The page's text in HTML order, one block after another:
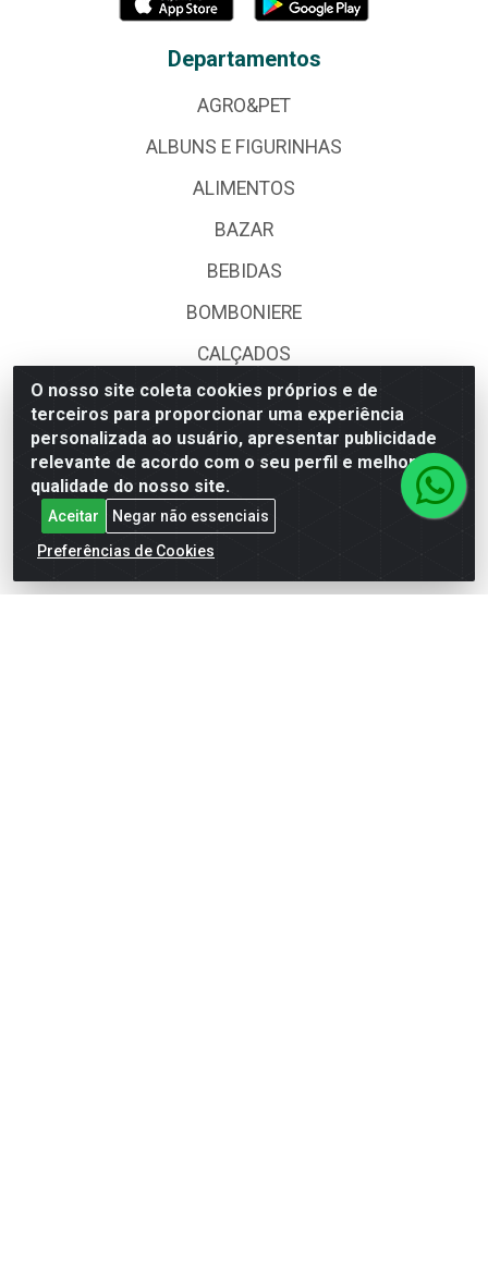
O nosso site coleta cookies próprios e de
terceiros para proporcionar uma experiência
personalizada ao usuário, apresentar publicidade
relevante de acordo com o seu perfil e melhorar a
qualidade do nosso site.
Aceitar
Negar não essenciais
Preferências de Cookies
Departamentos
AGRO&PET
ALBUNS E FIGURINHAS
ALIMENTOS
BAZAR
BEBIDAS
BOMBONIERE
CALÇADOS
DESCARTÁVEIS
FOODS SERVICE
HIG. PESSOAL E COSMÉTICA
LIMPEZA
PAPEL CORTADO
PAPELARIA